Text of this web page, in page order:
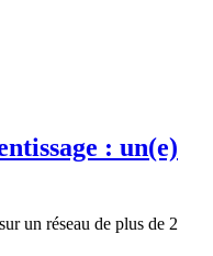
: un(e)
un réseau de plus de 2